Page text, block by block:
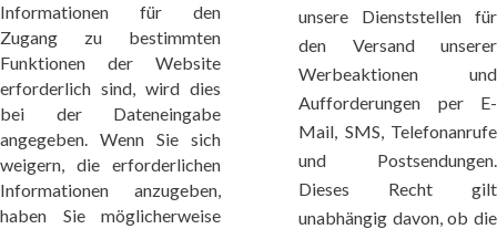
Informationen für den
Zugang zu bestimmten
Funktionen der Website
erforderlich sind, wird dies
bei der Dateneingabe
angegeben. Wenn Sie sich
weigern, die erforderlichen
Informationen anzugeben,
haben Sie möglicherweise
unsere Dienststellen für
den Versand unserer
Werbeaktionen und
Aufforderungen per E-
Mail, SMS, Telefonanrufe
und Postsendungen.
Dieses Recht gilt
unabhängig davon, ob die